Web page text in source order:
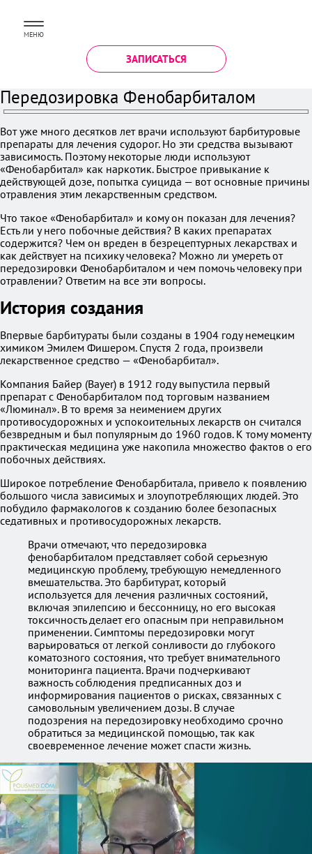
МЕНЮ
ЗАПИСАТЬСЯ
Передозировка Фенобарбиталом
Вот уже много десятков лет врачи используют барбитуровые
препараты для лечения судорог. Но эти средства вызывают
зависимость. Поэтому некоторые люди используют
«Фенобарбитал» как наркотик. Быстрое привыкание к
действующей дозе, попытка суицида — вот основные причины
отравления этим лекарственным средством.
Что такое «Фенобарбитал» и кому он показан для лечения?
Есть ли у него побочные действия? В каких препаратах
содержится? Чем он вреден в безрецептурных лекарствах и
как действует на психику человека? Можно ли умереть от
передозировки Фенобарбиталом и чем помочь человеку при
отравлении? Ответим на все эти вопросы.
История создания
Впервые барбитураты были созданы в 1904 году немецким
химиком Эмилем Фишером. Спустя 2 года, произвели
лекарственное средство — «Фенобарбитал».
Компания Байер (Bayer) в 1912 году выпустила первый
препарат с Фенобарбиталом под торговым названием
«Люминал». В то время за неимением других
противосудорожных и успокоительных лекарств он считался
безвредным и был популярным до 1960 годов. К тому моменту
практическая медицина уже накопила множество фактов о его
побочных действиях.
Широкое потребление Фенобарбитала, привело к появлению
большого числа зависимых и злоупотребляющих людей. Это
побудило фармакологов к созданию более безопасных
седативных и противосудорожных лекарств.
Врачи отмечают, что передозировка
фенобарбиталом представляет собой серьезную
медицинскую проблему, требующую немедленного
вмешательства. Это барбитурат, который
используется для лечения различных состояний,
включая эпилепсию и бессонницу, но его высокая
токсичность делает его опасным при неправильном
применении. Симптомы передозировки могут
варьироваться от легкой сонливости до глубокого
коматозного состояния, что требует внимательного
мониторинга пациента. Врачи подчеркивают
важность соблюдения предписанных доз и
информирования пациентов о рисках, связанных с
самовольным увеличением дозы. В случае
подозрения на передозировку необходимо срочно
обратиться за медицинской помощью, так как
своевременное лечение может спасти жизнь.